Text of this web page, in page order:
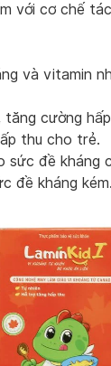
với cơ chế
và vitamin
cường
thu cho trẻ.
sức đề kháng
đề kháng